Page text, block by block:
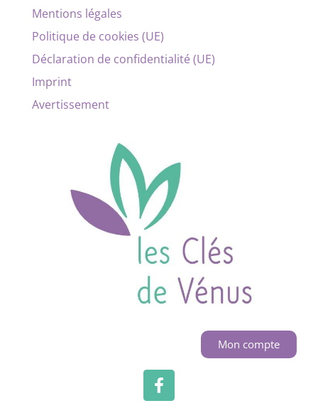
Mentions légales
Politique de cookies (UE)
Déclaration de confidentialité (UE)
Imprint
Avertissement
Mon compte